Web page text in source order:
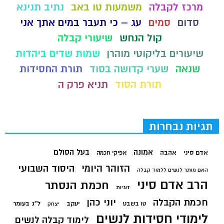
מרכז לקבלה
משמעות טו באב
נתיב תנינא
סדום
סמים
עג – כי תעבר במים אתך אני
קול הנחש
שיעורי קבלה
שיעורים בליקוטי מוהרן
שמות שדים ביהדות
שנאה
שערי קדושה בסוד
תורת החסידות
תורת הסוד
תניא פרק ה
תגיות נבחרות
אדם סיני אהבה אמונה אפיקי חכמה בעל הסולם
האם מותר לנשים ללמוד קבלה הזוהר היומי היסוד השבועי
הרב אדם סיני זוגיות חכמת הנסתר
חכמת הקבלה טו בשבט יוני כהן יעקב יצחק ל"ג בעומר
לימודי חסידות לנשים לימוד קבלה לנשים